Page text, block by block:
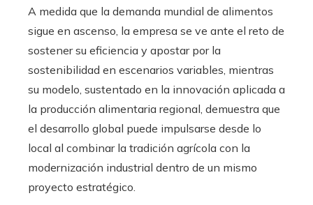
A medida que la demanda mundial de alimentos
sigue en ascenso, la empresa se ve ante el reto de
sostener su eficiencia y apostar por la
sostenibilidad en escenarios variables, mientras
su modelo, sustentado en la innovación aplicada a
la producción alimentaria regional, demuestra que
el desarrollo global puede impulsarse desde lo
local al combinar la tradición agrícola con la
modernización industrial dentro de un mismo
proyecto estratégico.